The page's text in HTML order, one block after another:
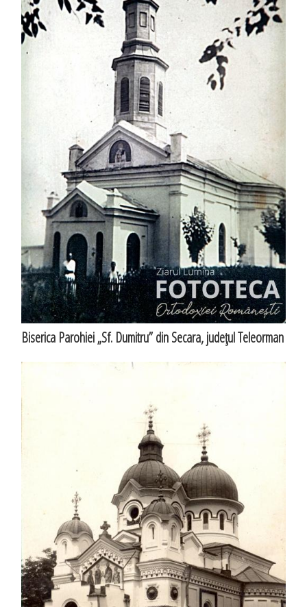
Biserica Parohiei „Sf. Dumitru” din Secara, judeţul Teleorman